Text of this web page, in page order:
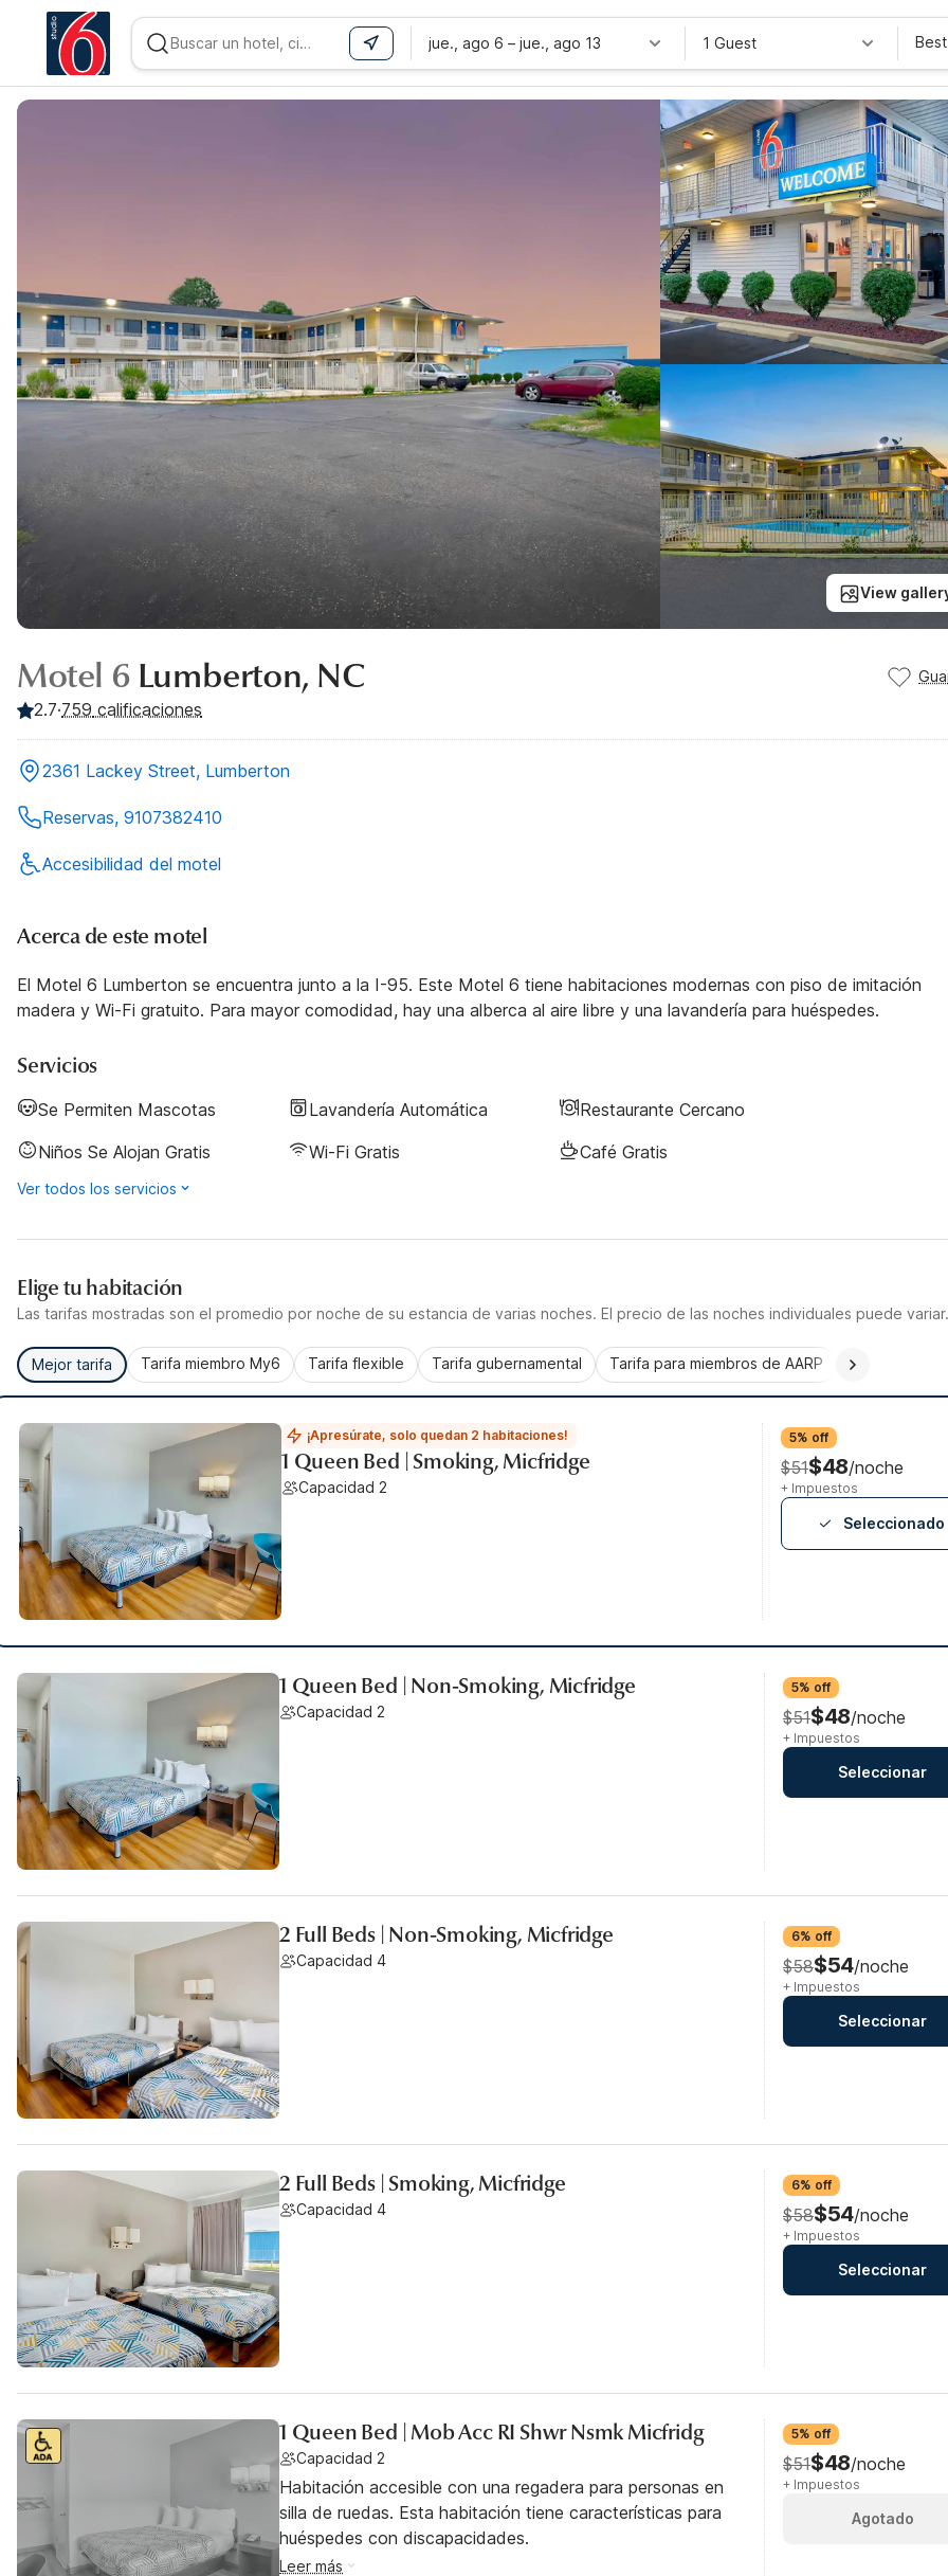
jue., ago 6 – jue., ago 13 1 Guest
View
Motel 6 Lumberton, NC
2.7·759 calificaciones
2361 Lackey Street, Lumberton
Reservas, 9107382410
Accesibilidad del motel
Acerca de este motel
El Motel 6 Lumberton se encuentra junto a la I-95. Este Motel 6 tiene habitaciones modernas con piso de imitación
madera y Wi-Fi gratuito. Para mayor comodidad, hay una alberca al aire libre y una lavandería para huéspedes.
Servicios
Se Permiten Mascotas Lavandería Automática
Restaurante Cercano
Niños Se Alojan Gratis
Wi-Fi Gratis Café Gratis
Ver todos los servicios
Elige tu habitación
Las tarifas mostradas son el promedio por noche de su estancia de varias noches. El precio de las noches individuales puede variar.
Mejor tarifa Tarifa miembro My6 Tarifa flexible Tarifa gubernamental Tarifa para miembros de AARP
¡Apresúrate, solo quedan 2 habitaciones!
1 Queen Bed | Smoking, Micfridge
Capacidad 2
5% off
$51$48/noche
+ Impuestos
Seleccionado
1 Queen Bed | Non-Smoking, Micfridge
Capacidad 2
5% off
$51$48/noche
+ Impuestos
Seleccionar
2 Full Beds | Non-Smoking, Micfridge
Capacidad 4
6% off
$58$54/noche
+ Impuestos
Seleccionar
2 Full Beds | Smoking, Micfridge
Capacidad 4
6% off
$58$54/noche
+ Impuestos
Seleccionar
1 Queen Bed | Mob Acc RI Shwr Nsmk Micfridg
Capacidad 2
Habitación accesible con una regadera para personas en
silla de ruedas. Esta habitación tiene características para
huéspedes con discapacidades.
Leer más
5% off
$51$48/noche
+ Impuestos
Agotado